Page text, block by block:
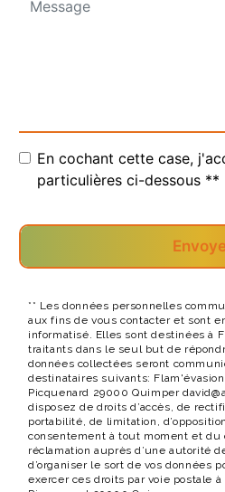
En cochant cette case,
particulières ci-dessous **
** Les données personnelles
aux fins de vous contacter et sont
informatisé. Elles sont destinées à
traitants dans le seul but de
données collectées seront
destinataires suivants:
Picquenard 29000 Quimper
disposez de droits d’accès, de
portabilité, de limitation,
consentement à tout moment et du
réclamation auprès d’une autorité
d’organiser le sort de vos données
exercer ces droits par voie postale